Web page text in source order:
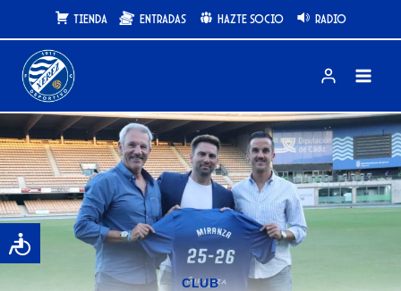
al
contenido
Tienda Entradas Hazte Socio Radio
CLUB